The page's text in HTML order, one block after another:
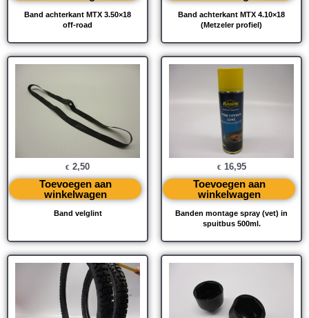
Band achterkant MTX 3.50×18
off-road
Band achterkant MTX 4.10×18
(Metzeler profiel)
Band velglint
€ 2,50
Toevoegen aan
winkelwagen
Banden montage spray (vet) in
spuitbus 500ml.
€ 16,95
Toevoegen aan
winkelwagen